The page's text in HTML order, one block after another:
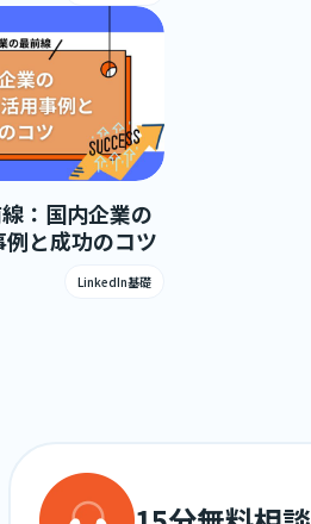
：国内企業の
と成功のコツ
LinkedIn基礎